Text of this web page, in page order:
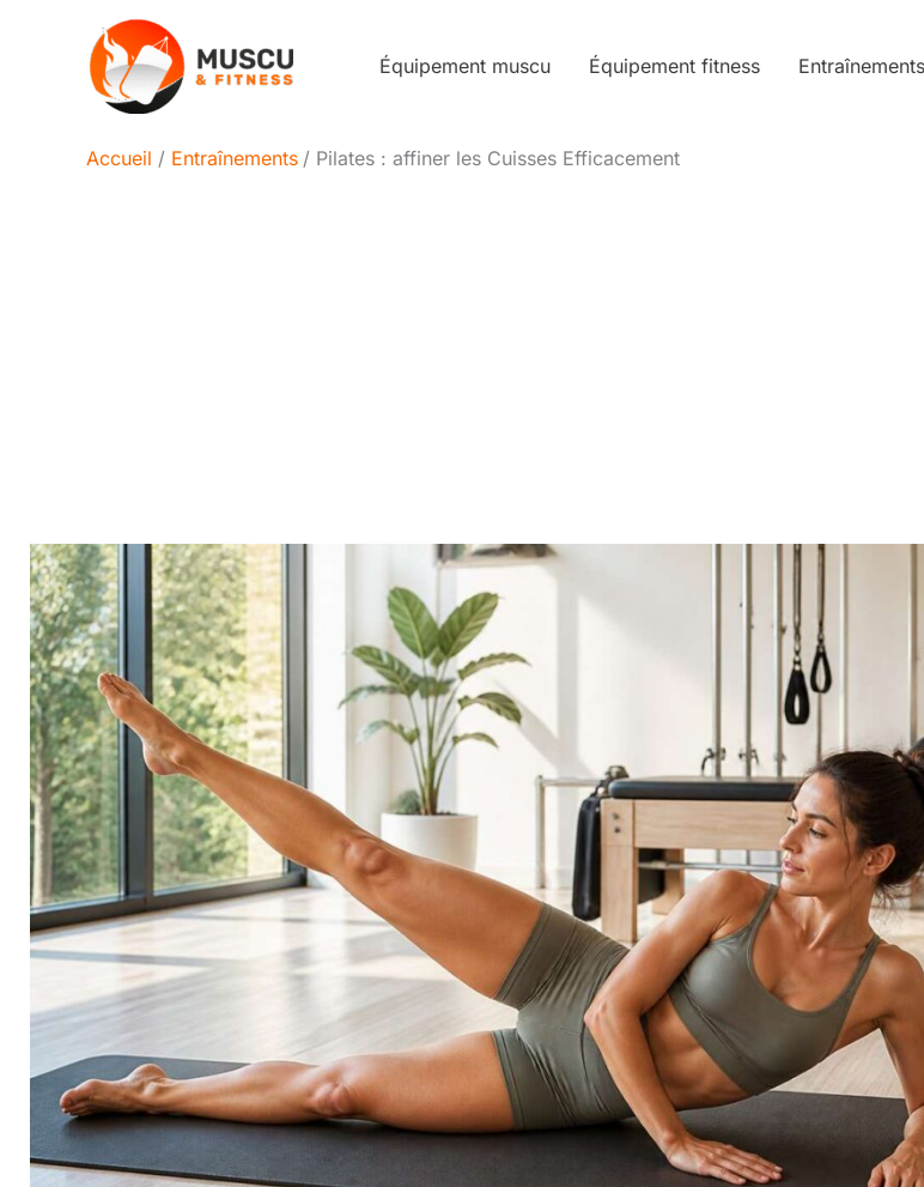
Équipement muscu Équipement fitness Entraînements
Accueil Entraînements Pilates : affiner les Cuisses Efficacement